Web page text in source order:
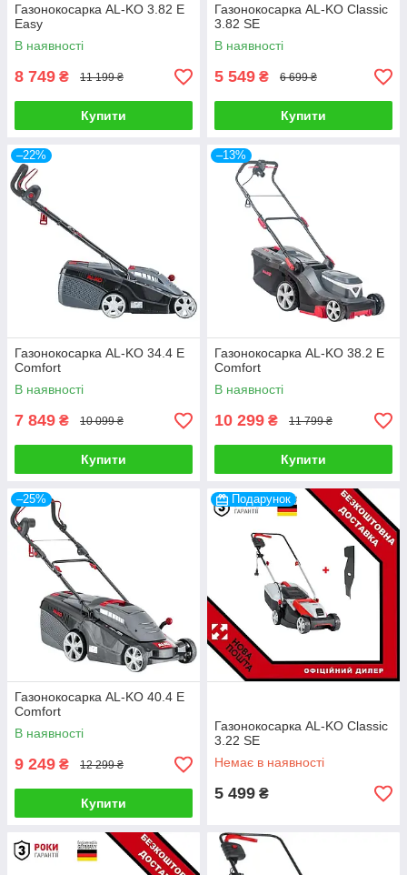
Газонокосарка AL-KO 3.82 E
Easy
В наявності
8 749 ₴ 11 199 ₴
Купити
Газонокосарка AL-KO Classic
3.82 SE
В наявності
5 549 ₴ 6 699 ₴
Купити
–22%
Газонокосарка AL-KO 34.4 E
Comfort
В наявності
7 849 ₴ 10 099 ₴
Купити
–13%
Газонокосарка AL-KO 38.2 E
Comfort
В наявності
10 299 ₴ 11 799 ₴
Купити
–25%
Газонокосарка AL-KO 40.4 E
Comfort
В наявності
9 249 ₴ 12 299 ₴
Купити
Подарунок
Газонокосарка AL-KO Classic
3.22 SE
Немає в наявності
5 499 ₴